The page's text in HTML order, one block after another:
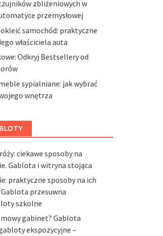
zbliżeniowych w
przemysłowej
samochód: praktyczne
właściciela auta
Odkryj Bestsellery od
sypialniane: jak wybrać
wnętrza
ciekawe sposoby na
Gablota i witryna stojąca
praktyczne sposoby na ich
przesuwna
szkolne
gabinet? Gablota
ekspozycyjne –